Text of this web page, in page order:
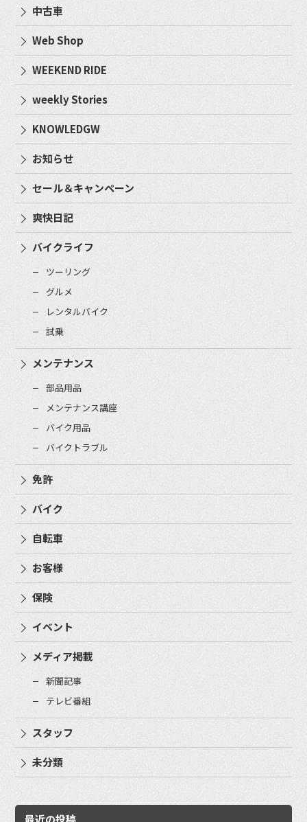
中古車
Web Shop
WEEKEND RIDE
weekly Stories
KNOWLEDGW
お知らせ
セール＆キャンペーン
爽快日記
バイクライフ
ツーリング
グルメ
レンタルバイク
試乗
メンテナンス
部品用品
メンテナンス講座
バイク用品
バイクトラブル
免許
バイク
自転車
お客様
保険
イベント
メディア掲載
新聞記事
テレビ番組
スタッフ
未分類